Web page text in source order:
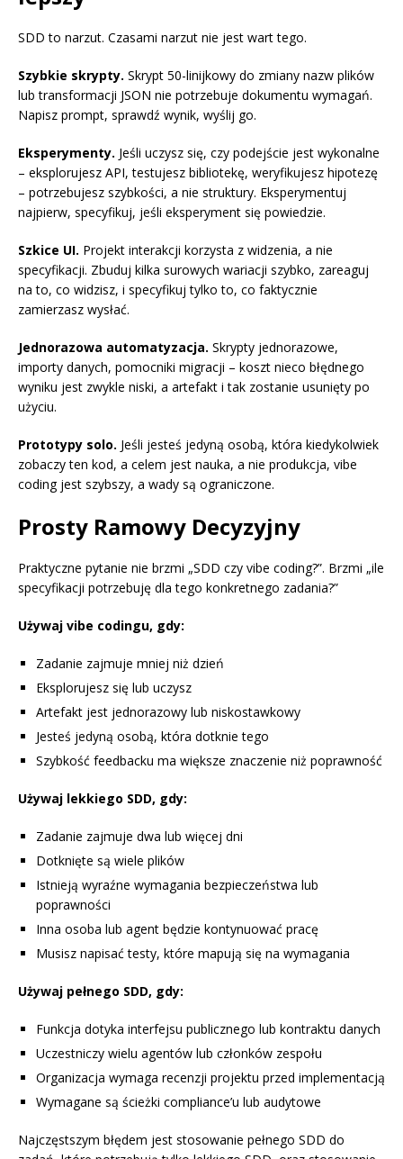
SDD to narzut. Czasami narzut nie jest wart tego.
Szybkie skrypty. Skrypt 50-linijkowy do zmiany nazw plików
lub transformacji JSON nie potrzebuje dokumentu wymagań.
Napisz prompt, sprawdź wynik, wyślij go.
Eksperymenty. Jeśli uczysz się, czy podejście jest wykonalne
– eksplorujesz API, testujesz bibliotekę, weryfikujesz hipotezę
– potrzebujesz szybkości, a nie struktury. Eksperymentuj
najpierw, specyfikuj, jeśli eksperyment się powiedzie.
Szkice UI. Projekt interakcji korzysta z widzenia, a nie
specyfikacji. Zbuduj kilka surowych wariacji szybko, zareaguj
na to, co widzisz, i specyfikuj tylko to, co faktycznie
zamierzasz wysłać.
Jednorazowa automatyzacja. Skrypty jednorazowe,
importy danych, pomocniki migracji – koszt nieco błędnego
wyniku jest zwykle niski, a artefakt i tak zostanie usunięty po
użyciu.
Prototypy solo. Jeśli jesteś jedyną osobą, która kiedykolwiek
zobaczy ten kod, a celem jest nauka, a nie produkcja, vibe
coding jest szybszy, a wady są ograniczone.
Prosty Ramowy Decyzyjny
Praktyczne pytanie nie brzmi „SDD czy vibe coding?”. Brzmi „ile
specyfikacji potrzebuję dla tego konkretnego zadania?”
Używaj vibe codingu, gdy:
Zadanie zajmuje mniej niż dzień
Eksplorujesz się lub uczysz
Artefakt jest jednorazowy lub niskostawkowy
Jesteś jedyną osobą, która dotknie tego
Szybkość feedbacku ma większe znaczenie niż poprawność
Używaj lekkiego SDD, gdy:
Zadanie zajmuje dwa lub więcej dni
Dotknięte są wiele plików
Istnieją wyraźne wymagania bezpieczeństwa lub
poprawności
Inna osoba lub agent będzie kontynuować pracę
Musisz napisać testy, które mapują się na wymagania
Używaj pełnego SDD, gdy:
Funkcja dotyka interfejsu publicznego lub kontraktu danych
Uczestniczy wielu agentów lub członków zespołu
Organizacja wymaga recenzji projektu przed implementacją
Wymagane są ścieżki compliance’u lub audytowe
Najczęstszym błędem jest stosowanie pełnego SDD do